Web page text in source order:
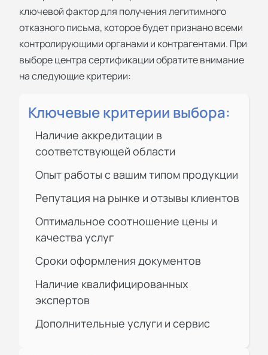
ключевой фактор для получения легитимного
отказного письма, которое будет признано всеми
контролирующими органами и контрагентами. При
выборе центра сертификации обратите внимание
на следующие критерии:
Ключевые критерии выбора:
Наличие аккредитации в
соответствующей области
Опыт работы с вашим типом продукции
Репутация на рынке и отзывы клиентов
Оптимальное соотношение цены и
качества услуг
Сроки оформления документов
Наличие квалифицированных
экспертов
Дополнительные услуги и сервис